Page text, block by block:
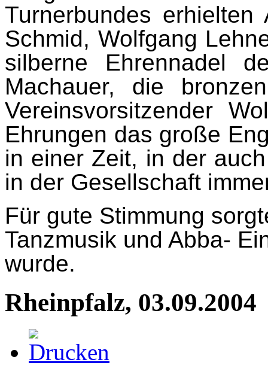
Turnerbundes
Schmid, Wolfgang
silberne Ehrennadel
Machauer, die
Vereinsvorsitzender
Ehrungen das große
in einer Zeit, in der
in der Gesellschaft
Für gute Stimmung
Tanzmusik und Abba-
wurde.
Rheinpfalz, 03.09.2004